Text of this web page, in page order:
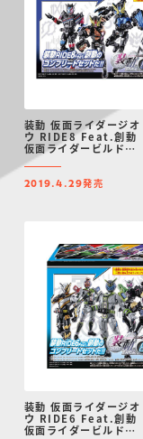
装動 仮面ライダージオ
ウ RIDE8 Feat.創動
仮面ライダービルドセ
ット
2019.4.29発売
装動 仮面ライダージオ
ウ RIDE6 Feat.創動
仮面ライダービルドセ